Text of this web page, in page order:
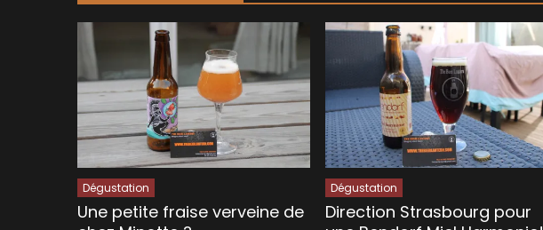
Dégustation
Une petite fraise verveine de
Dégustation
Direction Strasbourg pour